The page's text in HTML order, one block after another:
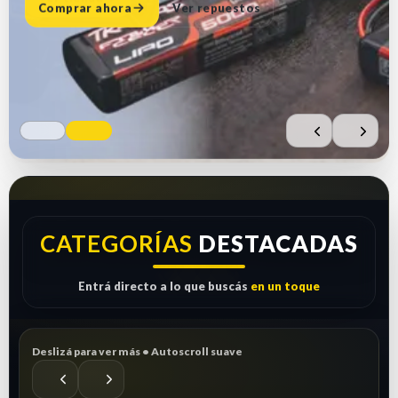
Comprar ahora Ver repuestos
CATEGORÍAS DESTACADAS
Entrá directo a lo que buscás en un toque
Deslizá para ver más • Autoscroll suave